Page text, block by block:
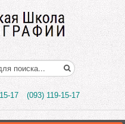
17 (093) 119-15-17